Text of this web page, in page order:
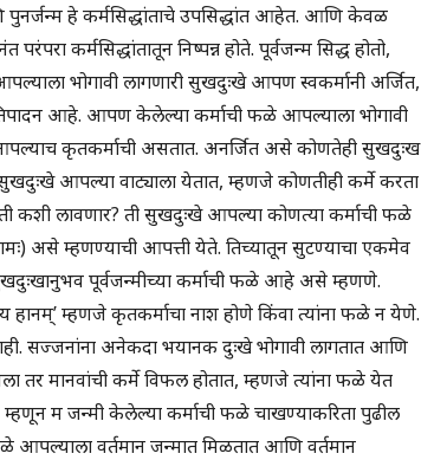
पुनर्जन्म हे कर्मसिद्धांताचे उपसिद्धांत आहेत. आणि केवळ
कर्मसिद्धांतातून निष्पन्न होते. पूर्वजन्म सिद्ध होतो,
भोगावी लागणारी सुखदुःखे आपण स्वकर्मानी अर्जित,
आहे. आपण केलेल्या कर्माची फळे आपल्याला भोगावी
कृतकर्माची असतात. अनर्जित असे कोणतेही सुखदुःख
आपल्या वाट्याला येतात, म्हणजे कोणतीही कर्मे करता
कशी लावणार? ती सुखदुःखे आपल्या कोणत्या कर्माची फळे
असे म्हणण्याची आपत्ती येते. तिच्यातून सुटण्याचा एकमेव
पूर्वजन्मीच्या कर्माची फळे आहे असे म्हणणे.
हानम्’ म्हणजे कृतकर्माचा नाश होणे किंवा त्यांना फळे न येणे.
सज्जनांना अनेकदा भयानक दुःखे भोगावी लागतात आणि
तर मानवांची कर्मे विफल होतात, म्हणजे त्यांना फळे येत
म जन्मी केलेल्या कर्माची फळे चाखण्याकरिता पुढील
आपल्याला वर्तमान जन्मात मिळतात आणि वर्तमान